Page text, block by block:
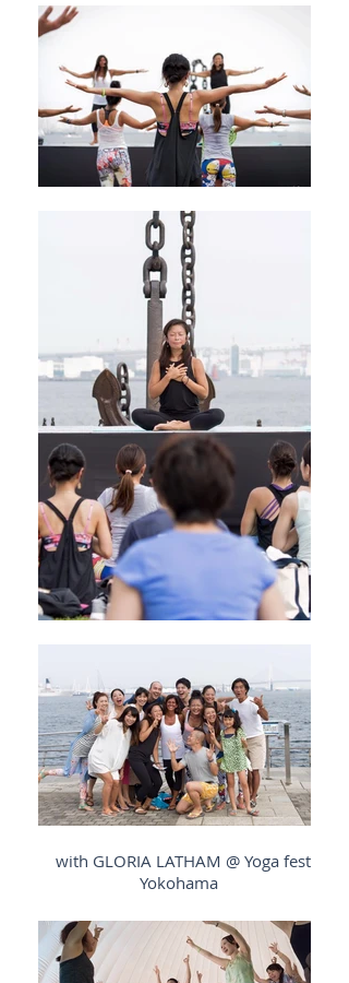
with GLORIA LATHAM @ Yoga fest
Yokohama